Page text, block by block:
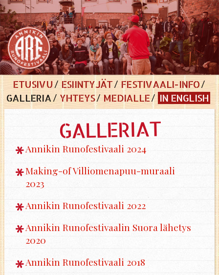
ETUSIVU ESIINTYJÄT
FESTIVAALI-INFO
GALLERIA
YHTEYS MEDIALLE IN ENGLISH
GALLERIAT
Annikin Runofestivaali 2024
Making-of Villiomenapuu-muraali
2023
Annikin Runofestivaali 2022
Annikin Runofestivaalin Suora lähetys
2020
Annikin Runofestivaali 2018